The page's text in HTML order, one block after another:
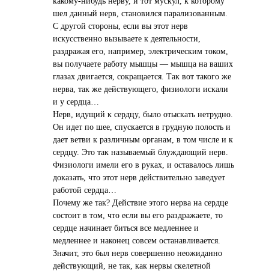
шел данный нерв, становился парализованным.
С другой стороны, если вы этот нерв
искусственно вызываете к деятельности,
раздражая его, например, электрическим током,
вы получаете работу мышцы — мышца на ваших
глазах двигается, сокращается. Так вот такого же
нерва, так же действующего, физиологи искали
и у сердца…
Нерв, идущий к сердцу, было отыскать нетрудно.
Он идет по шее, спускается в грудную полость и
дает ветви к различным органам, в том числе и к
сердцу. Это так называемый блуждающий нерв.
Физиологи имели его в руках, и оставалось лишь
доказать, что этот нерв действительно заведует
работой сердца…
Почему же так? Действие этого нерва на сердце
состоит в том, что если вы его раздражаете, то
сердце начинает биться все медленнее и
медленнее и наконец совсем останавливается.
Значит, это был нерв совершенно неожиданно
действующий, не так, как нервы скелетной